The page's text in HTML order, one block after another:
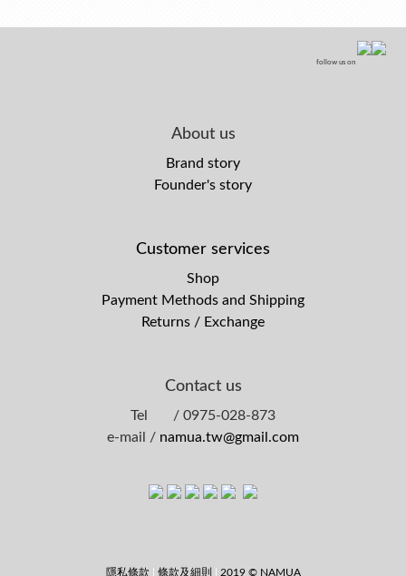
follow us on
About us
Brand story
Founder's story
Customer services
Shop
Payment Methods and Shipping
Returns / Exchange
Contact us
Tel / 0975-028-873
e-mail / namua.tw@gmail.com
隱私條款 條款及細則 2019 © NAMUA